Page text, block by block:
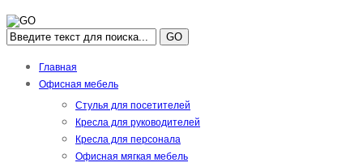
GO
Главная
Офисная мебель
Стулья для посетителей
Кресла для руководителей
Кресла для персонала
Офисная мягкая мебель